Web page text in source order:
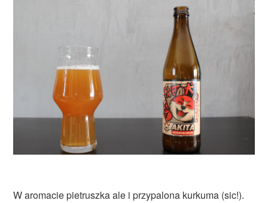
W aromacie pietruszka ale i przypalona kurkuma (sic!).